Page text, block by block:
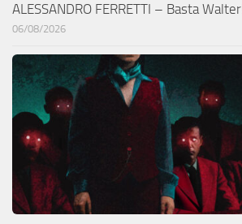
ALESSANDRO FERRETTI – Basta
06/08/2026